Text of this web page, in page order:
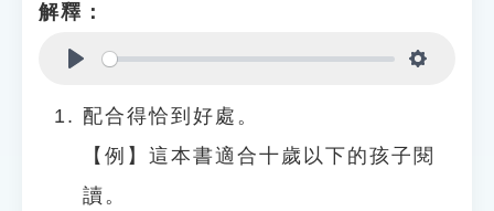
解釋：
配合得恰到好處。
【例】這本書適合十歲以下的孩子閱
讀。